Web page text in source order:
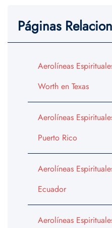
Páginas
Aerolíneas
Worth en Texas
Aerolíneas
Puerto Rico
Aerolíneas
Ecuador
Aerolíneas